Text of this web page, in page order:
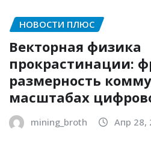
НОВОСТИ ПЛЮС
Векторная физика
прокрастинации:
размерность
масштабах
mining_broth Апр 28,